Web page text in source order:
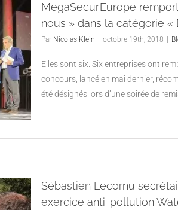
MegaSecur.Europe
nous » dans la catégorie «
Par Nicolas Klein octobre 19th, 2018
Elles sont six. Six entreprises ont
concours, lancé en mai dernier,
été désignés lors d’une soirée de
Sébastien Lecornu
exercice anti-pollution